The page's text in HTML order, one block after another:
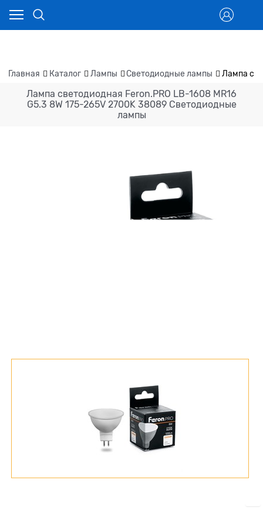
Главная Каталог Лампы Светодиодные лампы Лампа
Лампа светодиодная Feron.PRO LB-1608 MR16
G5.3 8W 175-265V 2700K 38089 Светодиодные
лампы